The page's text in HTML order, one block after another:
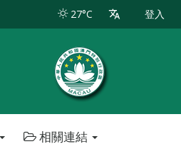
27°C 登入
相關連結